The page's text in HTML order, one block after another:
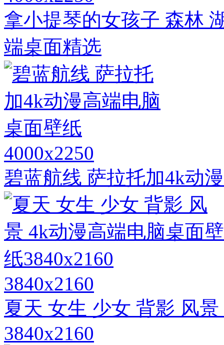
拿小提琴的女孩子 森林
端桌面精选
4000x2250
碧蓝航线 萨拉托加4k动
3840x2160
夏天 女生 少女 背影 风
3840x2160